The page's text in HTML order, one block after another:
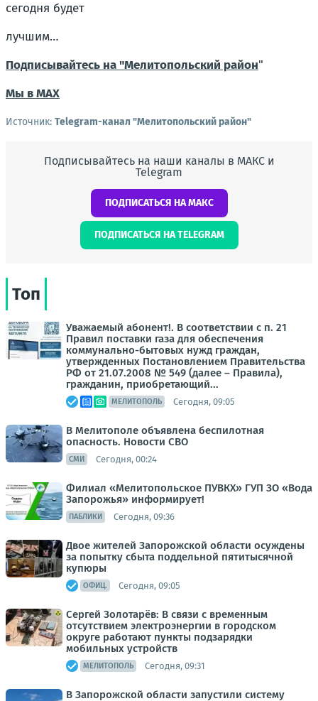
сегодня будет
лучшим…
Подписывайтесь на "Мелитопольский район"
Мы в МАХ
Источник: Telegram-канал "Мелитопольский район"
Подписывайтесь на наши каналы в МАКС и
Telegram
ПОДПИСАТЬСЯ НА МАКС
ПОДПИСАТЬСЯ НА TELEGRAM
Топ
Уважаемый абонент!. В соответствии с п. 21
Правил поставки газа для обеспечения
коммунально-бытовых нужд граждан,
утвержденных Постановлением Правительства
РФ от 21.07.2008 № 549 (далее – Правила),
гражданин, приобретающий...
МЕЛИТОПОЛЬ Сегодня, 09:05
В Мелитополе объявлена беспилотная
опасность. Новости СВО
СМИ Сегодня, 00:24
Филиал «Мелитопольское ПУВКХ» ГУП ЗО «Вода
Запорожья» информирует!
ПАБЛИКИ Сегодня, 09:36
Двое жителей Запорожской области осуждены
за попытку сбыта поддельной пятитысячной
купюры
ОФИЦ. Сегодня, 09:05
Сергей Золотарёв: В связи с временным
отсутствием электроэнергии в городском
округе работают пункты подзарядки
мобильных устройств
МЕЛИТОПОЛЬ Сегодня, 09:31
В Запорожской области запустили систему